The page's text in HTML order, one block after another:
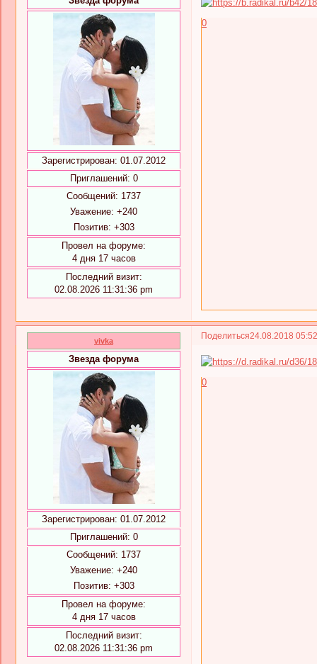
Зарегистрирован: 01.07.2012
Приглашений: 0
Сообщений: 1737
Уважение: +240
Позитив: +303
Провел на форуме:
4 дня 17 часов
Последний визит:
02.08.2026 11:31:36 pm
0
Поделиться24.08.2018
vivka
Звезда форума
Зарегистрирован: 01.07.2012
Приглашений: 0
Сообщений: 1737
Уважение: +240
Позитив: +303
Провел на форуме:
4 дня 17 часов
Последний визит:
02.08.2026 11:31:36 pm
0